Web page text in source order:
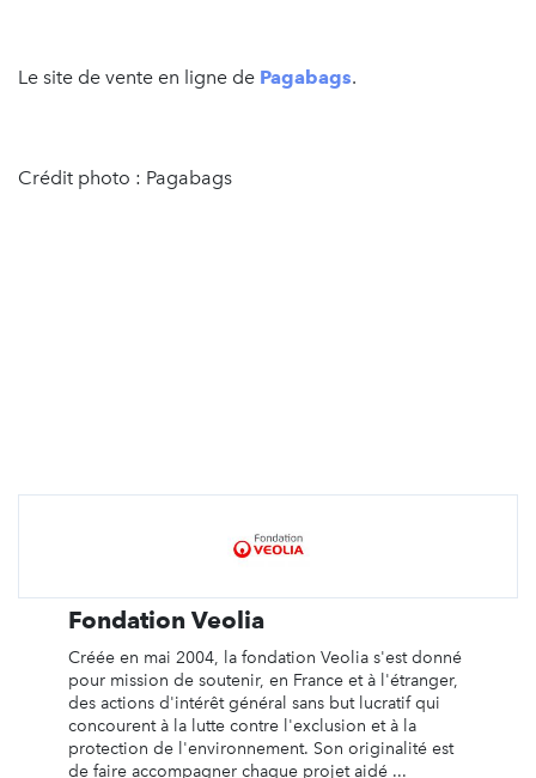
Le site de vente en ligne de Pagabags.
Crédit photo : Pagabags
Fondation Veolia
Créée en mai 2004, la fondation Veolia s'est donné
pour mission de soutenir, en France et à l'étranger,
des actions d'intérêt général sans but lucratif qui
concourent à la lutte contre l'exclusion et à la
protection de l'environnement. Son originalité est
de faire accompagner chaque projet aidé ...